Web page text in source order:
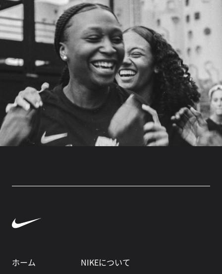
ホーム
NIKEについて